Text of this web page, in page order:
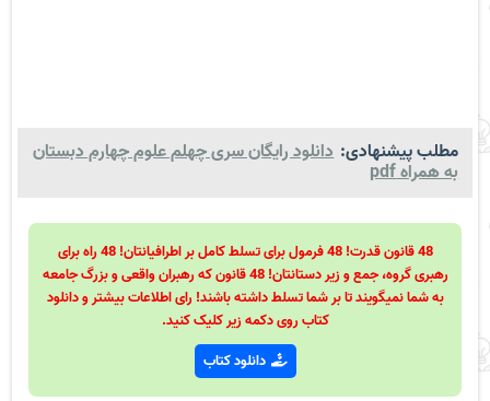
مطلب پیشنهادی: دانلود رایگان سری چهلم علوم چهارم دبستان
به همراه pdf
48 قانون قدرت! 48 فرمول برای تسلط کامل بر اطرافیانتان! 48 راه برای
رهبری گروه، جمع و زیر دستانتان! 48 قانون که رهبران واقعی و بزرگ جامعه
به شما نمیگویند تا بر شما تسلط داشته باشند! رای اطلاعات بیشتر و دانلود
کتاب روی دکمه زیر کلیک کنید.
دانلود کتاب